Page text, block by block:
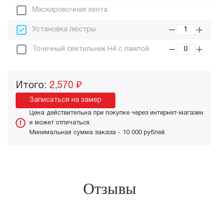
Маскировочная лента
Установка люстры
Точечный светильник H4 с лампой
Итого: 2,570 ₽
Записаться на замер
Цена действительна при покупке через интернет-магазин
и может отличаться.
Минимальная сумма заказа - 10 000 рублей.
Отзывы